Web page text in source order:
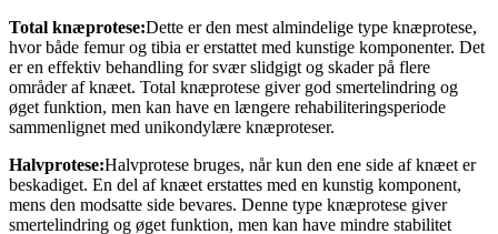
Total knæprotese:Dette er den mest almindelige type knæprotese,
hvor både femur og tibia er erstattet med kunstige komponenter. Det
er en effektiv behandling for svær slidgigt og skader på flere
områder af knæet. Total knæprotese giver god smertelindring og
øget funktion, men kan have en længere rehabiliteringsperiode
sammenlignet med unikondylære knæproteser.
Halvprotese:Halvprotese bruges, når kun den ene side af knæet er
beskadiget. En del af knæet erstattes med en kunstig komponent,
mens den modsatte side bevares. Denne type knæprotese giver
smertelindring og øget funktion, men kan have mindre stabilitet